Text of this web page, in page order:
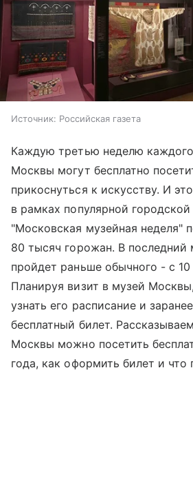
Источник: Российская газета
Каждую третью неделю
Москвы могут бесплатно
прикоснуться к искусству. И
в рамках популярной
"Московская музейная неделя"
80 тысяч горожан. В последний
пройдет раньше обычного - с 10
Планируя визит в музей
узнать его расписание и
бесплатный билет.
Москвы можно посетить
года, как оформить билет и что